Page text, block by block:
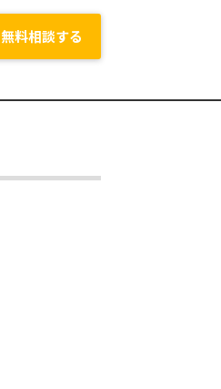
無料相談する